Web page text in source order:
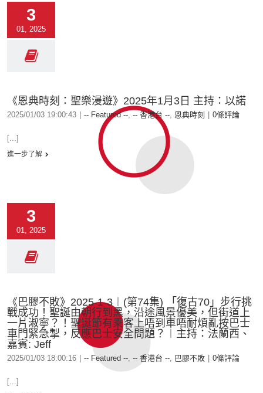
3
01, 2025
《恩典時刻：聖樂漫遊》2025年1月3日 主持：以諾
2025/01/03 19:00:43 -- Featured --, -- 香港台 --, 恩典時刻 0條評論
[...]
進一步了解
3
01, 2025
《巴膠不敗》2025-1-3︱(第74集) 「復古70」步行挑
戰成功！聖誕由朝行到黑，沿途風景優美，但街道上
一片淑寧？！聖誕節有乘客上唔到車唔耐煩亂按巴士
車門緊急掣，反應巴士安全問題？︱主持：法蘭西、
嘉賓: Jeff
2025/01/03 18:00:16 -- Featured --, -- 香港台 --, 巴膠不敗 0條評論
[...]